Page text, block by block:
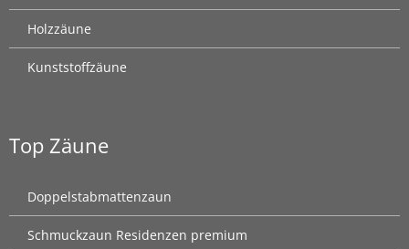
Holzzäune
Kunststoffzäune
Top Zäune
Doppelstabmattenzaun
Schmuckzaun Residenzen premium